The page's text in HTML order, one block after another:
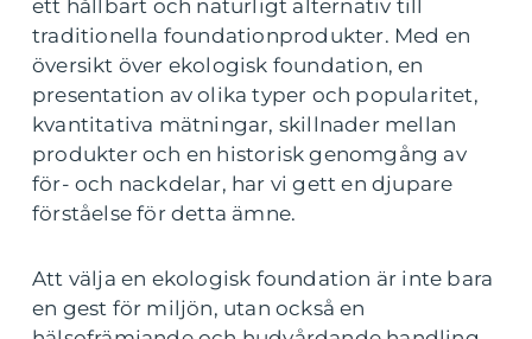
ett hållbart och naturligt alternativ till
traditionella foundationprodukter. Med en
översikt över ekologisk foundation, en
presentation av olika typer och popularitet,
kvantitativa mätningar, skillnader mellan
produkter och en historisk genomgång av
för- och nackdelar, har vi gett en djupare
förståelse för detta ämne.
Att välja en ekologisk foundation är inte bara
en gest för miljön, utan också en